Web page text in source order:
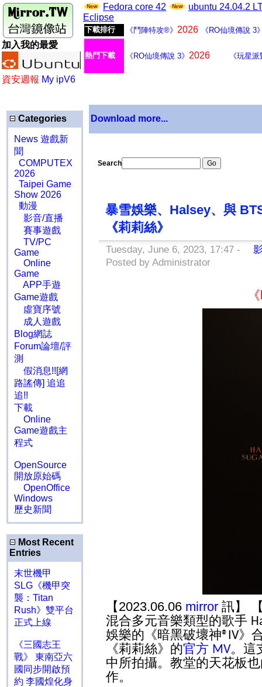
加入我的最愛
資安週報 My ipV6
Fedora core 42
ubuntu 24.04.2
Eclipse
下載排行 《鬥陣特攻®》 2026 《RO仙境傳說 3
熱門下載 《RO仙境傳說 3》 2026 《玩星
Categories
News 遊戲新
聞
COMPUTEX
2026
Taipei Game
Show 2026
動漫
影音/直播
賽事遊戲
TV/PC
Game
Online
Game
APP手遊
Game遊戲
虛寶序號
成人遊戲
Blog網誌
Forum論壇/評
測
假消息!![網
路謠傳] 追追
追!!
下載
Online
Game遊戲主
程式
OpenSource
開放原始碼
OpenOffice
Windows
歷史新聞
Most Recent
Entries
末世機甲
SLG《機甲突
襲：Titan
Rush》雙平台
正式上線
《三國志王
戰》 東南亞六
國同步開啟預
約 李國煌化身
Download more...
Search
暴雪娛樂、Halsey、與
《莉莉絲》
Tuesday, June 6, 2023, 17:47 -
影
Posted by Administrator
【2023.06.06 mirror 訊】
混合多元音樂類型的歌手
娛樂的《暗黑破壞神®IV》
《莉莉絲》的官方 MV。這
中所拍攝。教堂的天花板
作。